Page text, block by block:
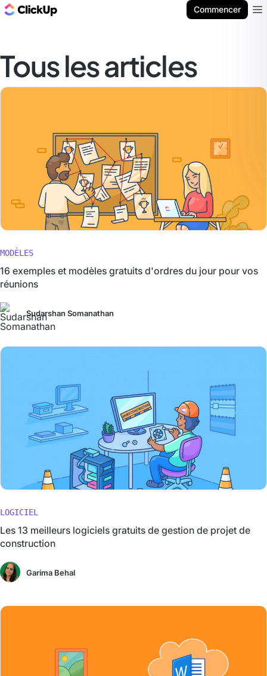
Commencer
Tous les articles
MODÈLES
16 exemples et modèles gratuits d'ordres du jour pour vos
réunions
Sudarshan Somanathan
LOGICIEL
Les 13 meilleurs logiciels gratuits de gestion de projet de
construction
Garima Behal